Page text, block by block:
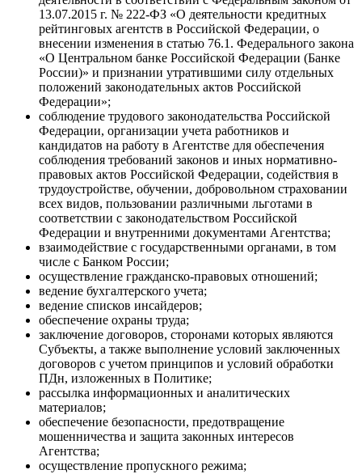
13.07.2015 г. № 222-ФЗ «О деятельности кредитных
рейтинговых агентств в Российской Федерации, о
внесении изменения в статью 76.1. Федерального закона
«О Центральном банке Российской Федерации (Банке
России)» и признании утратившими силу отдельных
положений законодательных актов Российской
Федерации»;
соблюдение трудового законодательства Российской
Федерации, организации учета работников и
кандидатов на работу в Агентстве для обеспечения
соблюдения требований законов и иных нормативно-
правовых актов Российской Федерации, содействия в
трудоустройстве, обучении, добровольном страховании
всех видов, пользовании различными льготами в
соответствии с законодательством Российской
Федерации и внутренними документами Агентства;
взаимодействие с государственными органами, в том
числе с Банком России;
осуществление гражданско-правовых отношений;
ведение бухгалтерского учета;
ведение списков инсайдеров;
обеспечение охраны труда;
заключение договоров, сторонами которых являются
Субъекты, а также выполнение условий заключенных
договоров с учетом принципов и условий обработки
ПДн, изложенных в Политике;
рассылка информационных и аналитических
материалов;
обеспечение безопасности, предотвращение
мошенничества и защита законных интересов
Агентства;
осуществление пропускного режима;